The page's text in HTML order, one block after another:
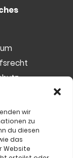
wir
zu
du diesen
das
Website